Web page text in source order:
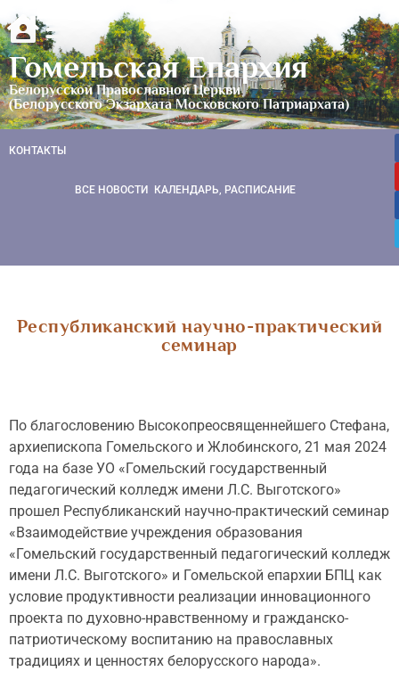
Гомельская Епархия
Белорусской Православной Церкви
(Белорусского Экзархата Московского Патриархата)
КОНТАКТЫ
ВСЕ НОВОСТИ КАЛЕНДАРЬ, РАСПИСАНИЕ
Республиканский научно-практический
семинар
По благословению Высокопреосвященнейшего Стефана,
архиепископа Гомельского и Жлобинского, 21 мая 2024
года на базе УО «Гомельский государственный
педагогический колледж имени Л.С. Выготского»
прошел Республиканский научно-практический семинар
«Взаимодействие учреждения образования
«Гомельский государственный педагогический колледж
имени Л.С. Выготского» и Гомельской епархии БПЦ как
условие продуктивности реализации инновационного
проекта по духовно-нравственному и гражданско-
патриотическому воспитанию на православных
традициях и ценностях белорусского народа».